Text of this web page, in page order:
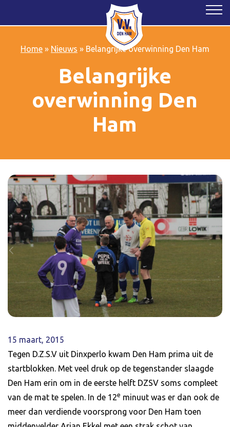
Home» Nieuws » Belangrijke overwinning Den Ham
Belangrijke
overwinning Den
Ham
15 maart, 2015
Tegen D.Z.S.V uit Dinxperlo kwam Den Ham prima uit de
startblokken. Met veel druk op de tegenstander slaagde
Den Ham erin om in de eerste helft DZSV soms compleet
van de mat te spelen. In de 12e minuut was er dan ook de
meer dan verdiende voorsprong voor Den Ham toen